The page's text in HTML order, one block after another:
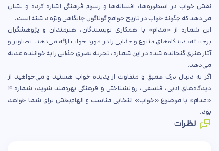
نقش خواب در اسطوره‌ها، افسانه‌ها و رسوم فرهنگی اشاره کرده و نشان
می‌دهد که چگونه خواب در تاریخ جوامع گوناگون جایگاهی ویژه داشته است.
این شماره از «مدام» با همکاری نویسندگان، هنرمندان و پژوهشگران
برجسته، دیدگاه‌های متنوع و جذابی را در مورد خواب ارائه می‌دهد. تصاویر و
آثار هنری گنجانده شده در این شماره، تجربه بصری جذابی را به خواننده هدیه
می‌دهد.
اگر به دنبال درک عمیق و متفاوت از پدیده خواب هستید و می‌خواهید از
دیدگاه‌های ادبی، فلسفی، روانشناختی و فرهنگی بهره‌مند شوید، شماره ۴
«مدام» با موضوع «خواب» انتخابی مناسب و الهام‌بخش برای شما خواهد
بود.
نظرات